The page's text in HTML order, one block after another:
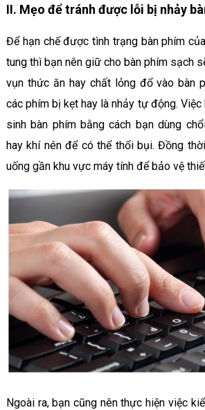
II. Mẹo để tránh được lỗi bị nhảy
Để hạn chế được tình trạng bàn phím
tung thì bạn nên giữ cho bàn phím sạch
vụn thức ăn hay chất lỏng đổ vào bàn
các phím bị kẹt hay là nhảy tự động.
sinh bàn phím bằng cách bạn dùng
hay khí nén để có thể thổi bụi. Đồng
uống gần khu vực máy tính để bảo vệ
Ngoài ra, bạn cũng nên thực hiện việc